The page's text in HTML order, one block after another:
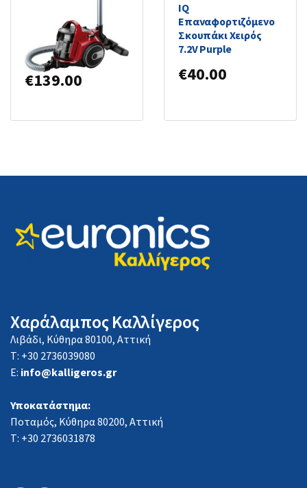
Ηλεκτρική Σκούπα
700W με Κάδο 1.5lt
Κόκκινη
€139.00
IQ
Επαναφορτιζόμενο
Σκουπάκι Χειρός
7.2V Purple
€40.00
Χαράλαμπος Καλλίγερος
Λιβάδι, Κύθηρα 80100, Αττική
Τ: +30 2736039080
E: info@kalligeros.gr
Υποκατάστημα:
Ποταμός, Κύθηρα 80200, Αττική
Τ: +30 2736031878